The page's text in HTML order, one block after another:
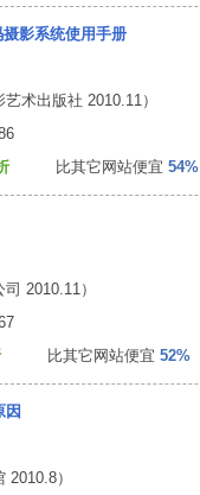
影系统使用手册
出版社 2010.11）
：186
比其它网站便宜 54%
2010.11）
：267
比其它网站便宜 52%
因
）